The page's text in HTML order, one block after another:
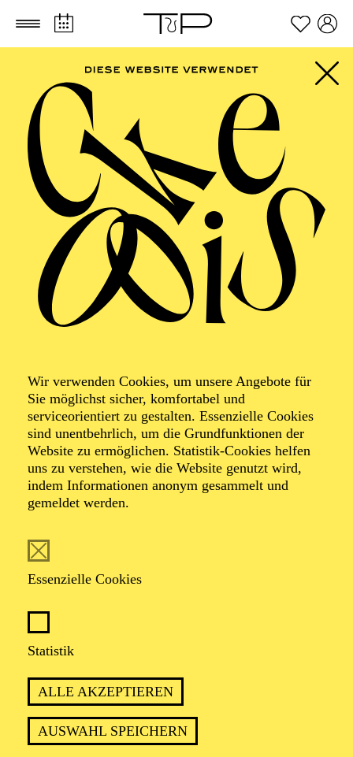
Zum Hauptinhalt springen Zum Footer springen
Wir verwenden Cookies, um unsere Angebote für
Sie möglichst sicher, komfortabel und
serviceorientiert zu gestalten. Essenzielle Cookies
sind unentbehrlich, um die Grundfunktionen der
Website zu ermöglichen. Statistik-Cookies helfen
uns zu verstehen, wie die Website genutzt wird,
indem Informationen anonym gesammelt und
gemeldet werden.
Essenzielle Cookies
Statistik
ALLE AKZEPTIEREN
AUSWAHL SPEICHERN
PHILHARMONIE
Präsentation des
Festivalprogramms
NOW! 2026
Donnerstag 22. Oktober 2026
2 Stunden, keine Pause